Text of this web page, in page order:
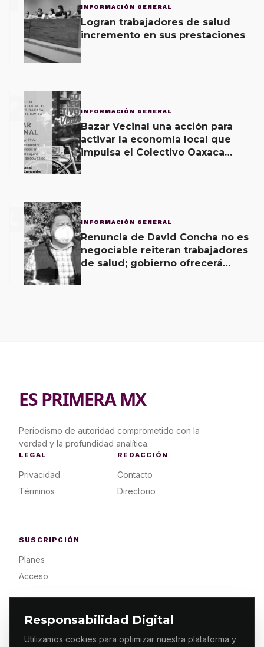
Responsabilidad Digital
Utilizamos cookies para optimizar nuestra plataforma y
INFORMACIÓN GENERAL
Logran trabajadores de salud
incremento en sus prestaciones
2 INFORMACIÓN GENERAL
Bazar Vecinal una acción para
activar la economía local que
impulsa el Colectivo Oaxaca
3 INFORMACIÓN GENERAL
Renuncia de David Concha no es
negociable reiteran trabajadores
de salud; gobierno ofrecerá
ES PRIMERA MX
Periodismo de autoridad comprometido con la
verdad y la profundidad analítica.
LEGAL
Privacidad
Términos
REDACCIÓN
Contacto
Directorio
SUSCRIPCIÓN
Planes
Acceso